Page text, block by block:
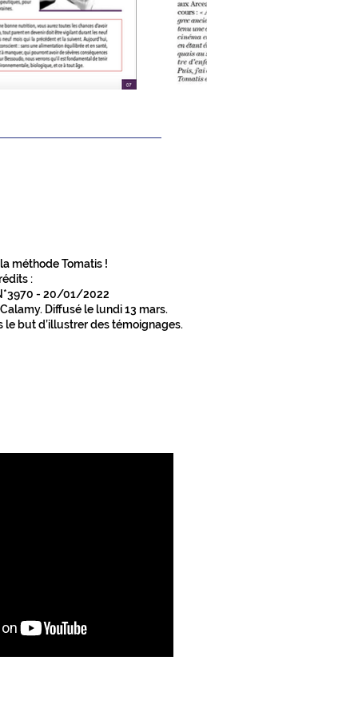
méthode Tomatis !
:
- 20/01/2022
Diffusé le lundi 13 mars.
but d’illustrer des témoignages.